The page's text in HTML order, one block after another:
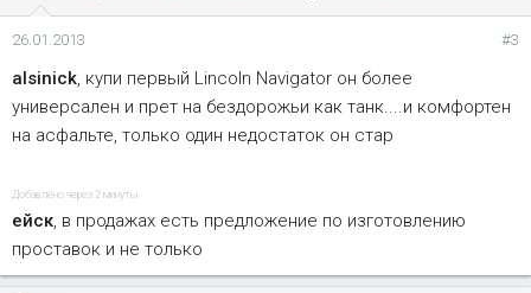
26.01.2013 #3
alsinick, купи первый Lincoln Navigator он более
универсален и прет на бездорожьи как танк....и комфортен
на асфальте, только один недостаток он стар
Добавлено через 2 минуты
ейск, в продажах есть предложение по изготовлению
проставок и не только